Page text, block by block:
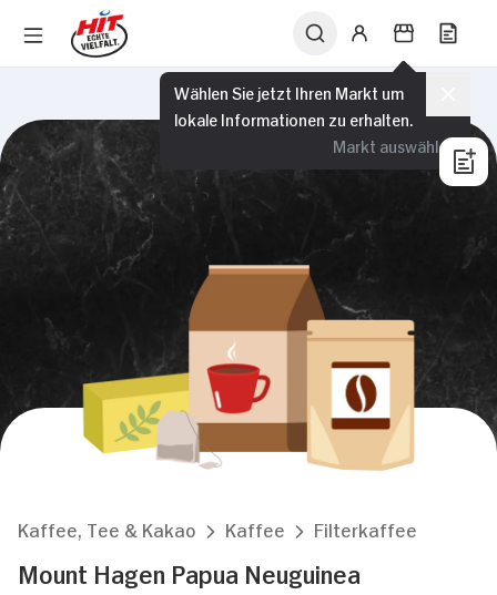
Wählen Sie jetzt Ihren Markt um
lokale Informationen zu erhalten.
Markt auswählen
Kaffee, Tee & Kakao Kaffee Filterkaffee
Mount Hagen Papua Neuguinea